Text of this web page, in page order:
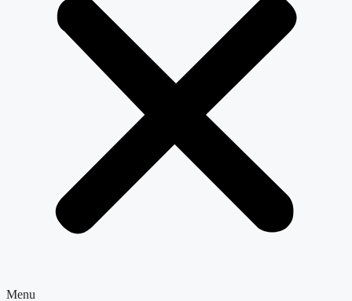
Menu